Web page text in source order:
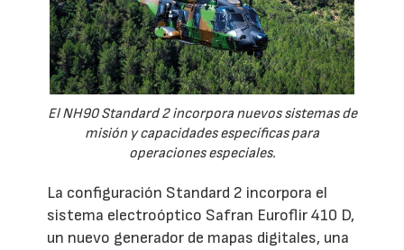
El NH90 Standard 2 incorpora nuevos sistemas de
misión y capacidades específicas para
operaciones especiales.
La configuración Standard 2 incorpora el
sistema electroóptico Safran Euroflir 410 D,
un nuevo generador de mapas digitales, una